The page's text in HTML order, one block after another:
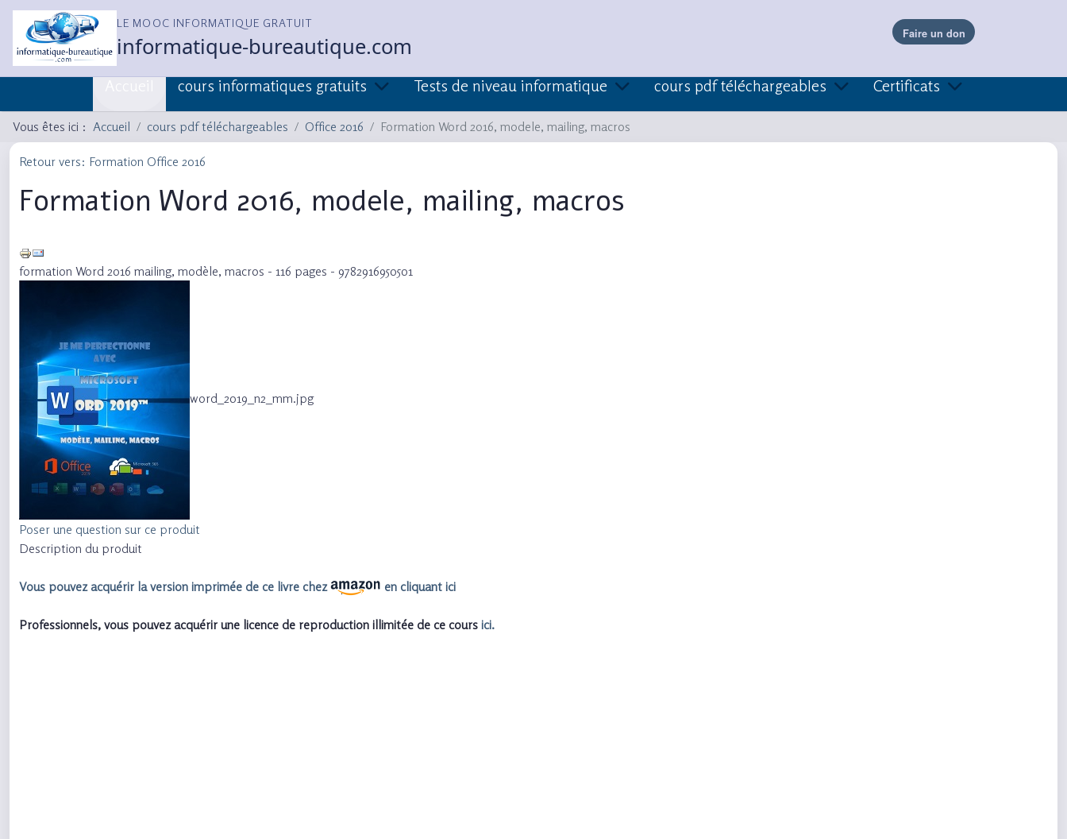
LE MOOC INFORMATIQUE GRATUIT
informatique-bureautique.com
cours informatiques gratuits Tests de niveau informatique cours pdf téléchargeables Certificats
Vous êtes ici : Accueil cours pdf téléchargeables Office 2016 Formation Word 2016, modele, mailing, macros
Retour vers: Formation Office 2016
Formation Word 2016, modele, mailing, macros
formation Word 2016 mailing, modèle, macros - 116 pages - 9782916950501
word_2019_n2_mm.jpg
Poser une question sur ce produit
Description du produit
Vous pouvez acquérir la version imprimée de ce livre chez en cliquant ici
Professionnels, vous pouvez acquérir une licence de reproduction illimitée de ce cours ici.